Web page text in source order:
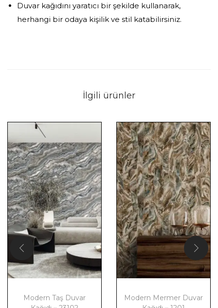
Duvar kağıdını yaratıcı bir şekilde kullanarak,
herhangi bir odaya kişilik ve stil katabilirsiniz.
İlgili ürünler
Modern Taş Duvar
Modern Mermer Duvar